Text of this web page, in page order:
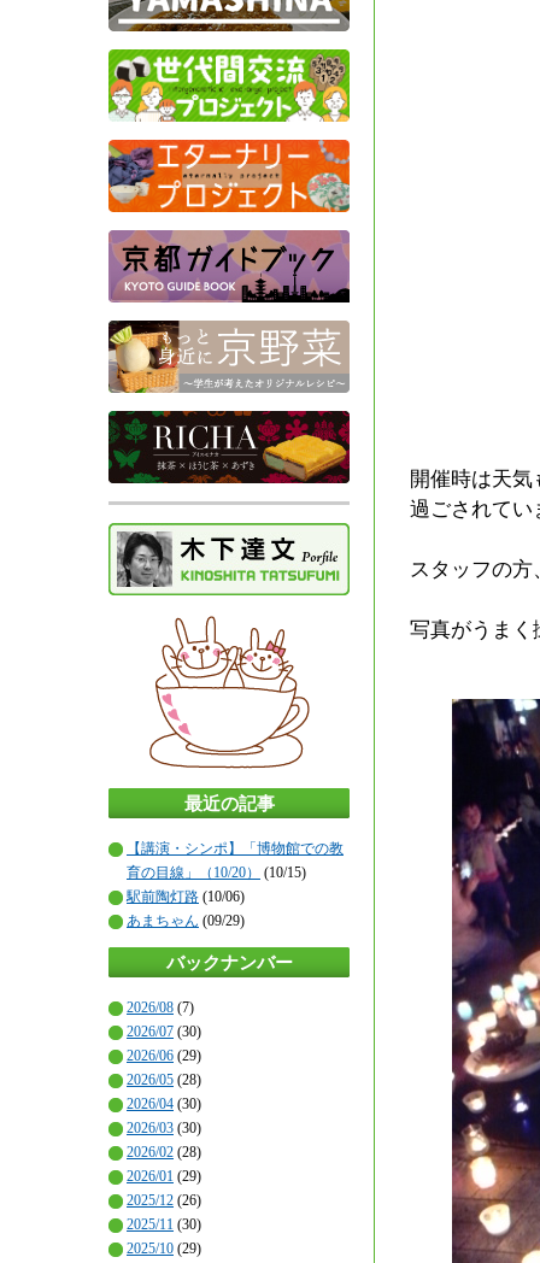
最近の記事
【講演・シンポ】「博物館での教
育の目線」（10/20）
(10/15)
駅前陶灯路 (10/06)
あまちゃん (09/29)
バックナンバー
2026/08 (7)
2026/07 (30)
2026/06 (29)
2026/05 (28)
2026/04 (30)
2026/03 (30)
2026/02 (28)
2026/01 (29)
2025/12 (26)
2025/11 (30)
2025/10 (29)
開催時は天
過ごされてい
スタッフの
写真がうまく